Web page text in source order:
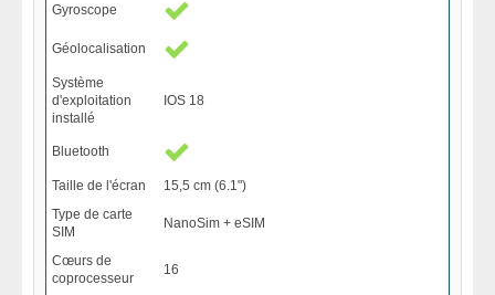
Gyroscope
Géolocalisation
Système
d'exploitation
installé
IOS 18
Bluetooth
Taille de l'écran
15,5 cm (6.1")
Type de carte
SIM
NanoSim + eSIM
Cœurs de
coprocesseur
16